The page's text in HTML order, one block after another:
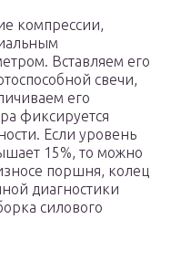
компрессии,
Вставляем его
свечи,
его
фиксируется
Если уровень
15%, то можно
поршня, колец
диагностики
силового